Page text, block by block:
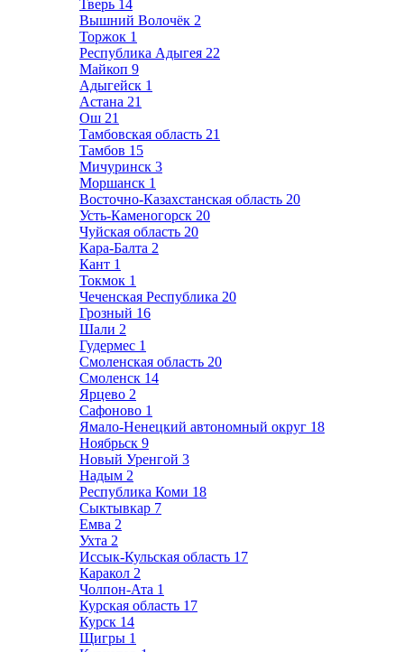
Тверь 14
Вышний Волочёк 2
Торжок 1
Республика Адыгея 22
Майкоп 9
Адыгейск 1
Астана 21
Ош 21
Тамбовская область 21
Тамбов 15
Мичуринск 3
Моршанск 1
Восточно-Казахстанская область 20
Усть-Каменогорск 20
Чуйская область 20
Кара-Балта 2
Кант 1
Токмок 1
Чеченская Республика 20
Грозный 16
Шали 2
Гудермес 1
Смоленская область 20
Смоленск 14
Ярцево 2
Сафоново 1
Ямало-Ненецкий автономный округ 18
Ноябрьск 9
Новый Уренгой 3
Надым 2
Республика Коми 18
Сыктывкар 7
Емва 2
Ухта 2
Иссык-Кульская область 17
Каракол 2
Чолпон-Ата 1
Курская область 17
Курск 14
Щигры 1